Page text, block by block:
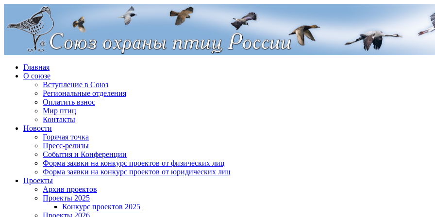
Главная
О союзе
Вступление в Союз
Региональные отделения
Оплатить взнос
Мир птиц
Контакты
Новости
Горячая точка
Пресс-релизы
События и Конференции
Форма заявки на конкурс проектов от физических лиц
Форма заявки на конкурс проектов от юридических лиц
Проекты
Архив проектов
Проекты 2025
Конкурс проектов 2025
Проекты 2026